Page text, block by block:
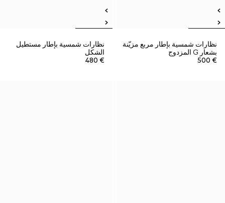
نظارات شمسية بإطار مربع مزيّنة
بشعار G المزدوج
€ 500
نظارات شمسية بإطار مستطيل
الشكل
€ 480